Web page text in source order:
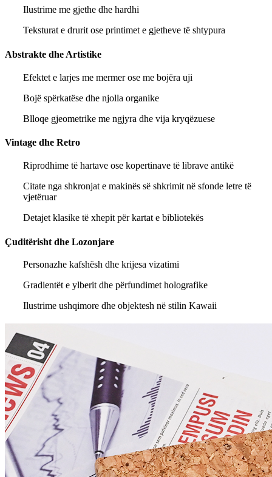
Ilustrime me gjethe dhe hardhi
Teksturat e drurit ose printimet e gjetheve të shtypura
Abstrakte dhe Artistike
Efektet e larjes me mermer ose me bojëra uji
Bojë spërkatëse dhe njolla organike
Blloqe gjeometrike me ngjyra dhe vija kryqëzuese
Vintage dhe Retro
Riprodhime të hartave ose kopertinave të librave antikë
Citate nga shkronjat e makinës së shkrimit në sfonde letre të
vjetëruar
Detajet klasike të xhepit për kartat e bibliotekës
Çuditërisht dhe Lozonjare
Personazhe kafshësh dhe krijesa vizatimi
Gradientët e ylberit dhe përfundimet holografike
Ilustrime ushqimore dhe objektesh në stilin Kawaii